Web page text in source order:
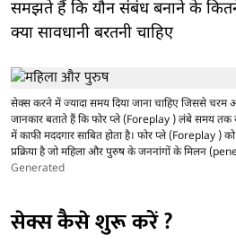
समझते हैं कि यौन संबंध बनाने के
क्या सावधानी बरतनी चाहिए
सेक्स करने में ज्यादा समय दिया जाना चाहिए जिससे चरम
जानकार बताते हैं कि फोर प्ले (Foreplay ) लंबे समय तक
में काफी मददगार साबित होता है। फोर प्ले (Foreplay )
प्रक्रिया है जो महिला और पुरुष के जननांगों के मिलन
Generated
सेक्स कैसे शुरू करें ?